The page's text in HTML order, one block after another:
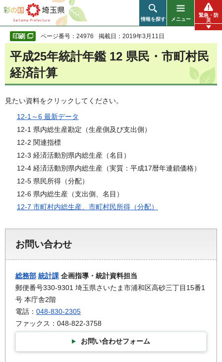
彩の国 埼玉県
情報を探す メニュー
緊急・防
災
ページ番号：24976 掲載日：2019年3月11日
平成25年統計年鑑 12 県民・市町村民
経済計算
見たい資料をクリックしてください。
12-1～6 最新データ
12-1 県内総生産勘定（生産側及び支出側）
12-2 関連指標
12-3 経済活動別県内総生産（名目）
12-4 経済活動別県内総生産（実質：平成17暦年連鎖価格）
12-5 県民所得（分配）
12-6 県内総生産（支出側、名目）
12-7 市町村内総生産、市町村民所得（分配）
お問い合わせ
総務部 統計課 企画指導・統計資料担当
郵便番号330-9301 埼玉県さいたま市浦和区高砂三丁目15番1
号 本庁舎2階
電話： 048-830-2305
ファックス：048-822-3758
お問い合わせフォーム